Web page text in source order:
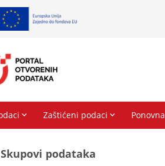
Skupovi podаtаkа